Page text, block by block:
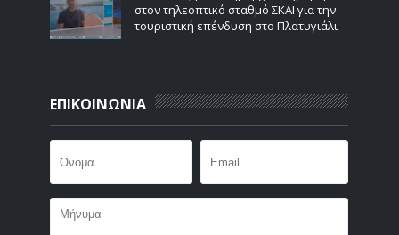
στον τηλεοπτικό σταθμό ΣΚΑΙ για την
τουριστική επένδυση στο Πλατυγιάλι
ΕΠΙΚΟΙΝΩΝΙΑ